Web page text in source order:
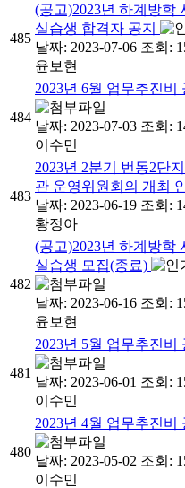
485
(공고)2023년 하계방학
실습생 합격자 공지
날짜: 2023-07-06 조회:
윤보현
484
2023년 6월 업무추진비
날짜: 2023-07-03 조회:
이수민
483
2023년 2분기 번동2단
관 운영위원회의 개최
날짜: 2023-06-19 조회:
황정아
482
(공고)2023년 하계방학
실습생 모집(종료)
날짜: 2023-06-16 조회:
윤보현
481
2023년 5월 업무추진비
날짜: 2023-06-01 조회:
이수민
480
2023년 4월 업무추진비
날짜: 2023-05-02 조회:
이수민